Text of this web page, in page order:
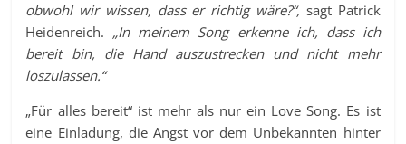
obwohl wir wissen, dass er richtig wäre?“, sagt Patrick
Heidenreich. „In meinem Song erkenne ich, dass ich
bereit bin, die Hand auszustrecken und nicht mehr
loszulassen.“
„Für alles bereit“ ist mehr als nur ein Love Song. Es ist
eine Einladung, die Angst vor dem Unbekannten hinter